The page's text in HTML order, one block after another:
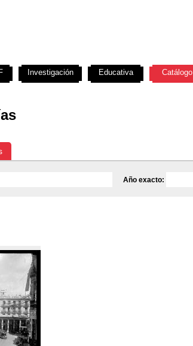
Año exacto:
Investigación Educativa Catálogo